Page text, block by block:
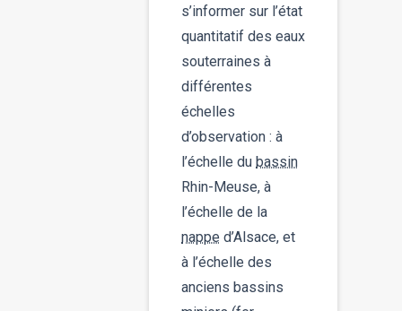
s’informer sur l’état
quantitatif des eaux
souterraines à
différentes
échelles
d’observation : à
l’échelle du bassin
Rhin-Meuse, à
l’échelle de la
nappe d’Alsace, et
à l’échelle des
anciens bassins